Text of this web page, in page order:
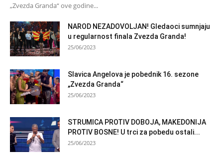
„Zvezda Granda“ ove godine...
NAROD NEZADOVOLJAN! Gledaoci sumnjaju
u regularnost finala Zvezda Granda!
25/06/2023
Slavica Angelova je pobednik 16. sezone
„Zvezda Granda“
25/06/2023
STRUMICA PROTIV DOBOJA, MAKEDONIJA
PROTIV BOSNE! U trci za pobedu ostali...
25/06/2023